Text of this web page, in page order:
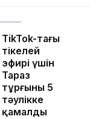
TikTok-тағы
тікелей
эфирі үшін
Тараз
тұрғыны 5
тәулікке
қамалды